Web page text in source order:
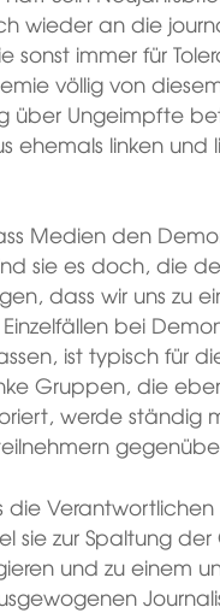
wieder an die
sonst immer für
völlig von
über Ungeimpfte
ehemals linken
Medien den
sie es doch, die
dass wir uns zu
bei
ist typisch für
Gruppen, die
werde ständig
die
sie zur Spaltung
und zu einem